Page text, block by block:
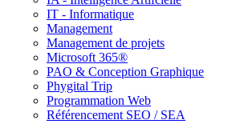
IT - Informatique
Management
Management de projets
Microsoft 365®
PAO & Conception Graphique
Phygital Trip
Programmation Web
Référencement SEO / SEA